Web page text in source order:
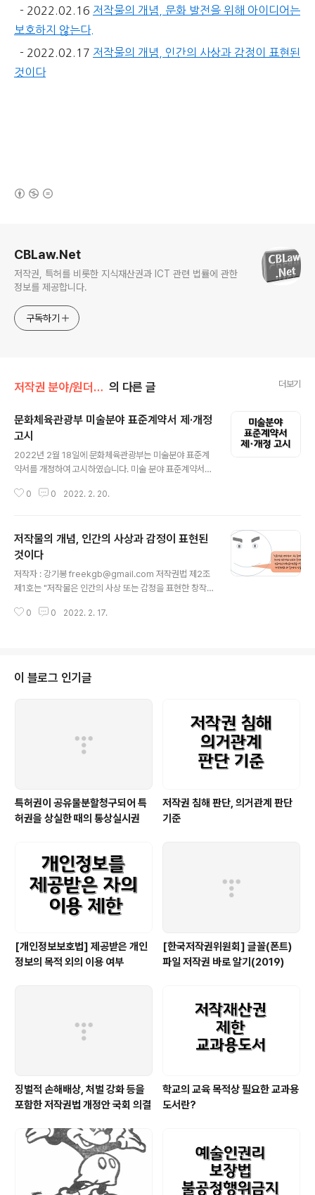
- 2022.02.16 저작물의 개념, 문화 발전을 위해 아이디어는
보호하지 않는다.
- 2022.02.17 저작물의 개념, 인간의 사상과 감정이 표현된
것이다
CBLaw.Net
저작권, 특허를 비롯한 지식재산권과 ICT 관련 법률에 관한
정보를 제공합니다.
구독하기
저작권 분야/원더풀 저작권법 의 다른 글 더보기
문화체육관광부 미술분야 표준계약서 제·개정
고시
2022년 2월 18일에 문화체육관광부는 미술분야 표준계
약서를 개정하여 고시하였습니다. 미술 분야 표준계약서는
서(작가) 3. 판매위탁계약서(작가와 화랑 등) 4. 판매위탁
획계약서 9. 대관계약서 10. 모델계약서 11. 건축물 미술작
품 제작계약서 12. 공동창작계약서 이에 대해 위 미술 분야
표준계약서를 적용할 때, 고시는 계약당사자가 함께 제공
되는 미술창작대가 지급기준을 참고하여 계약서를 작성하
o.kr/kor/s_data/ordinance/instruct..
0 0 2022. 2. 20.
저작물의 개념, 인간의 사상과 감정이 표현된
것이다
저작자 : 강기봉 freekgb@gmail.com 저작권법 제2조
제1호는 "저작물은 인간의 사상 또는 감정을 표현한 창작
사상과 감정'을 표현한 것을 저작물로 정의합니다. 즉, 저작
수 있는지에 대한 논란이 있어 왔습니다. 우선 동물은 저작
자가 될 수 없다는 점에는 공감하는 것 같습니다. 그런데 인
있습니다. 인공지능은 산업과 관련되어 있고 그로 인해 다
양한 이해관계가 개입될 수 있기 때문입니다. 게다가 인공
지능을 이용한 창작은 인간..
0 0 2022. 2. 17.
이 블로그 인기글
특허권이 공유물분할청구되어 특
허권을 상실한 때의 통상실시권
저작권 침해 판단, 의거관계 판단
기준
[개인정보보호법] 제공받은 개인
정보의 목적 외의 이용 여부
[한국저작권위원회] 글꼴(폰트)
파일 저작권 바로 알기(2019)
징벌적 손해배상, 처벌 강화 등을
포함한 저작권법 개정안 국회 의결
학교의 교육 목적상 필요한 교과용
도서란?